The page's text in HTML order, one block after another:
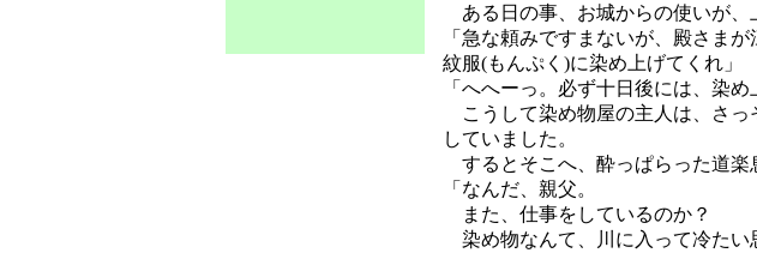
ある日の事、お城からの使いが、
「急な頼みですまないが、殿さま
紋服(もんぷく)に染め上げてくれ」
「へへーっ。必ず十日後には、染め
こうして染め物屋の主人は、さっ
していました。
するとそこへ、酔っぱらった道楽
「なんだ、親父。
また、仕事をしているのか？
染め物なんて、川に入って冷たい